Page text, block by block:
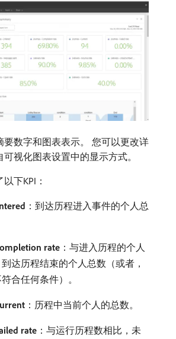
要数字和图表表示。 您可以更改详
视化图表设置中的显示方式。
下KPI：
：到达历程进入事件的个人总
rate ：与进入历程的个人
达历程结束的个人总数（或者，
合任何条件）。
：历程中当前个人的总数。
rate ：与运行历程数相比，未